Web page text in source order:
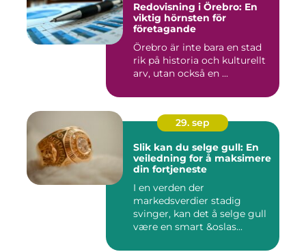
Redovisning i Örebro: En
viktig hörnsten för
företagande
Örebro är inte bara en stad
rik på historia och kulturellt
arv, utan också en ...
29. sep
Slik kan du selge gull: En
veiledning for å maksimere
din fortjeneste
I en verden der
markedsverdier stadig
svinger, kan det å selge gull
være en smart &oslas...